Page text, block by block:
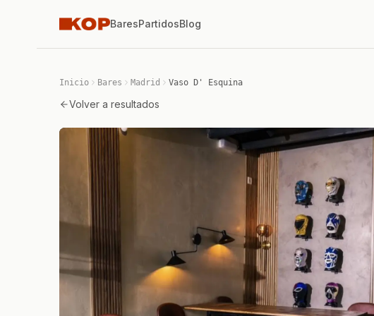
BaresPartidosBlog
Inicio Bares Madrid Vaso D' Esquina
Volver a resultados